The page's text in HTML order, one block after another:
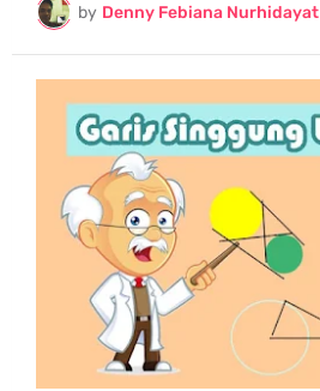
by Denny Febiana Nurhidayat